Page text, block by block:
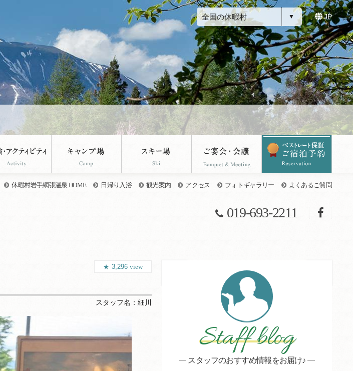
全国の休暇村 JP
休暇村岩手網張温泉 HOME 日帰り入浴 観光案内 アクセス フォトギャラリー よくあるご質問
019-693-2211
3,296 view
スタッフ名： 細川
Staff blog
スタッフのおすすめ情報をお届け♪